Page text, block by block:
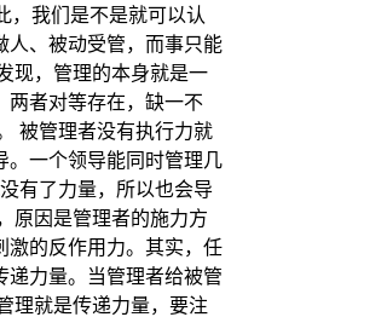
，我们是不是就可以认
人、被动受管，而事只能
现，管理的本身就是一
两者对等存在，缺一不
被管理者没有执行力就
。一个领导能同时管理几
有了力量，所以也会导
原因是管理者的施力方
激的反作用力。其实，任
递力量。当管理者给被管
理就是传递力量，要注